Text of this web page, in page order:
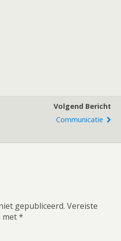
Volgend Bericht
Communicatie
gepubliceerd. Vereiste
met*